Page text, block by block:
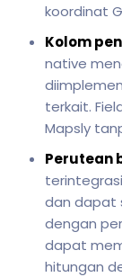
koordinat
Kolom
native
terkait.
Mapsly
Perutean
dan dapat
dengan
dapat
hitungan